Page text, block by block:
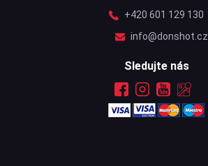
+420 601 129 130
info@donshot.cz
Sledujte nás